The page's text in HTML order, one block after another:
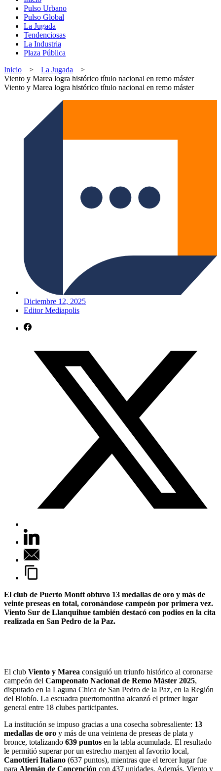
Pulso Urbano
Pulso Global
La Jugada
Tendenciosas
La Industria
Plaza Pública
Inicio
> La Jugada
>
Viento y Marea logra histórico título nacional en remo máster
Viento y Marea logra histórico título nacional en remo máster
Diciembre 12, 2025
Editor Mediapolis
El club de Puerto Montt obtuvo 13 medallas de oro y más de
veinte preseas en total, coronándose campeón por primera vez.
Viento Sur de Llanquihue también destacó con podios en la cita
realizada en San Pedro de la Paz.
El club Viento y Marea consiguió un triunfo histórico al coronarse
campeón del Campeonato Nacional de Remo Máster 2025,
disputado en la Laguna Chica de San Pedro de la Paz, en la Región
del Biobío. La escuadra puertomontina alcanzó el primer lugar
general entre 18 clubes participantes.
La institución se impuso gracias a una cosecha sobresaliente: 13
medallas de oro y más de una veintena de preseas de plata y
bronce, totalizando 639 puntos en la tabla acumulada. El resultado
le permitió superar por un estrecho margen al favorito local,
Canottieri Italiano (637 puntos), mientras que el tercer lugar fue
para Alemán de Concepción con 437 unidades. Además, Viento y